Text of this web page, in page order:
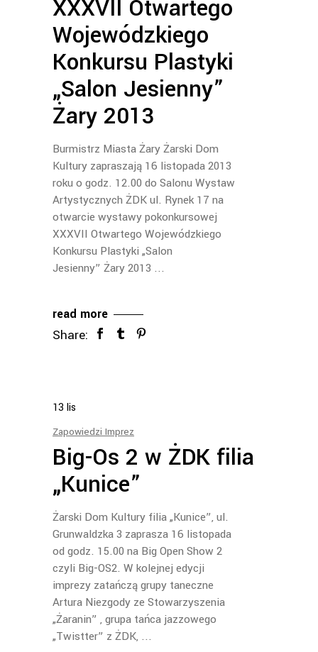
XXXVII Otwartego
Wojewódzkiego
Konkursu Plastyki
„Salon Jesienny”
Żary 2013
Burmistrz Miasta Żary Żarski Dom
Kultury zapraszają 16 listopada 2013
roku o godz. 12.00 do Salonu Wystaw
Artystycznych ŻDK ul. Rynek 17 na
otwarcie wystawy pokonkursowej
XXXVII Otwartego Wojewódzkiego
Konkursu Plastyki „Salon
Jesienny” Żary 2013
read more
Share:
13 lis
Zapowiedzi Imprez
Big-Os 2 w ŻDK filia
„Kunice”
Żarski Dom Kultury filia „Kunice”, ul.
Grunwaldzka 3 zaprasza 16 listopada
od godz. 15.00 na Big Open Show 2
czyli Big-OS2. W kolejnej edycji
imprezy zatańczą grupy taneczne
Artura Niezgody ze Stowarzyszenia
„Żaranin” , grupa tańca jazzowego
„Twistter” z ŻDK,